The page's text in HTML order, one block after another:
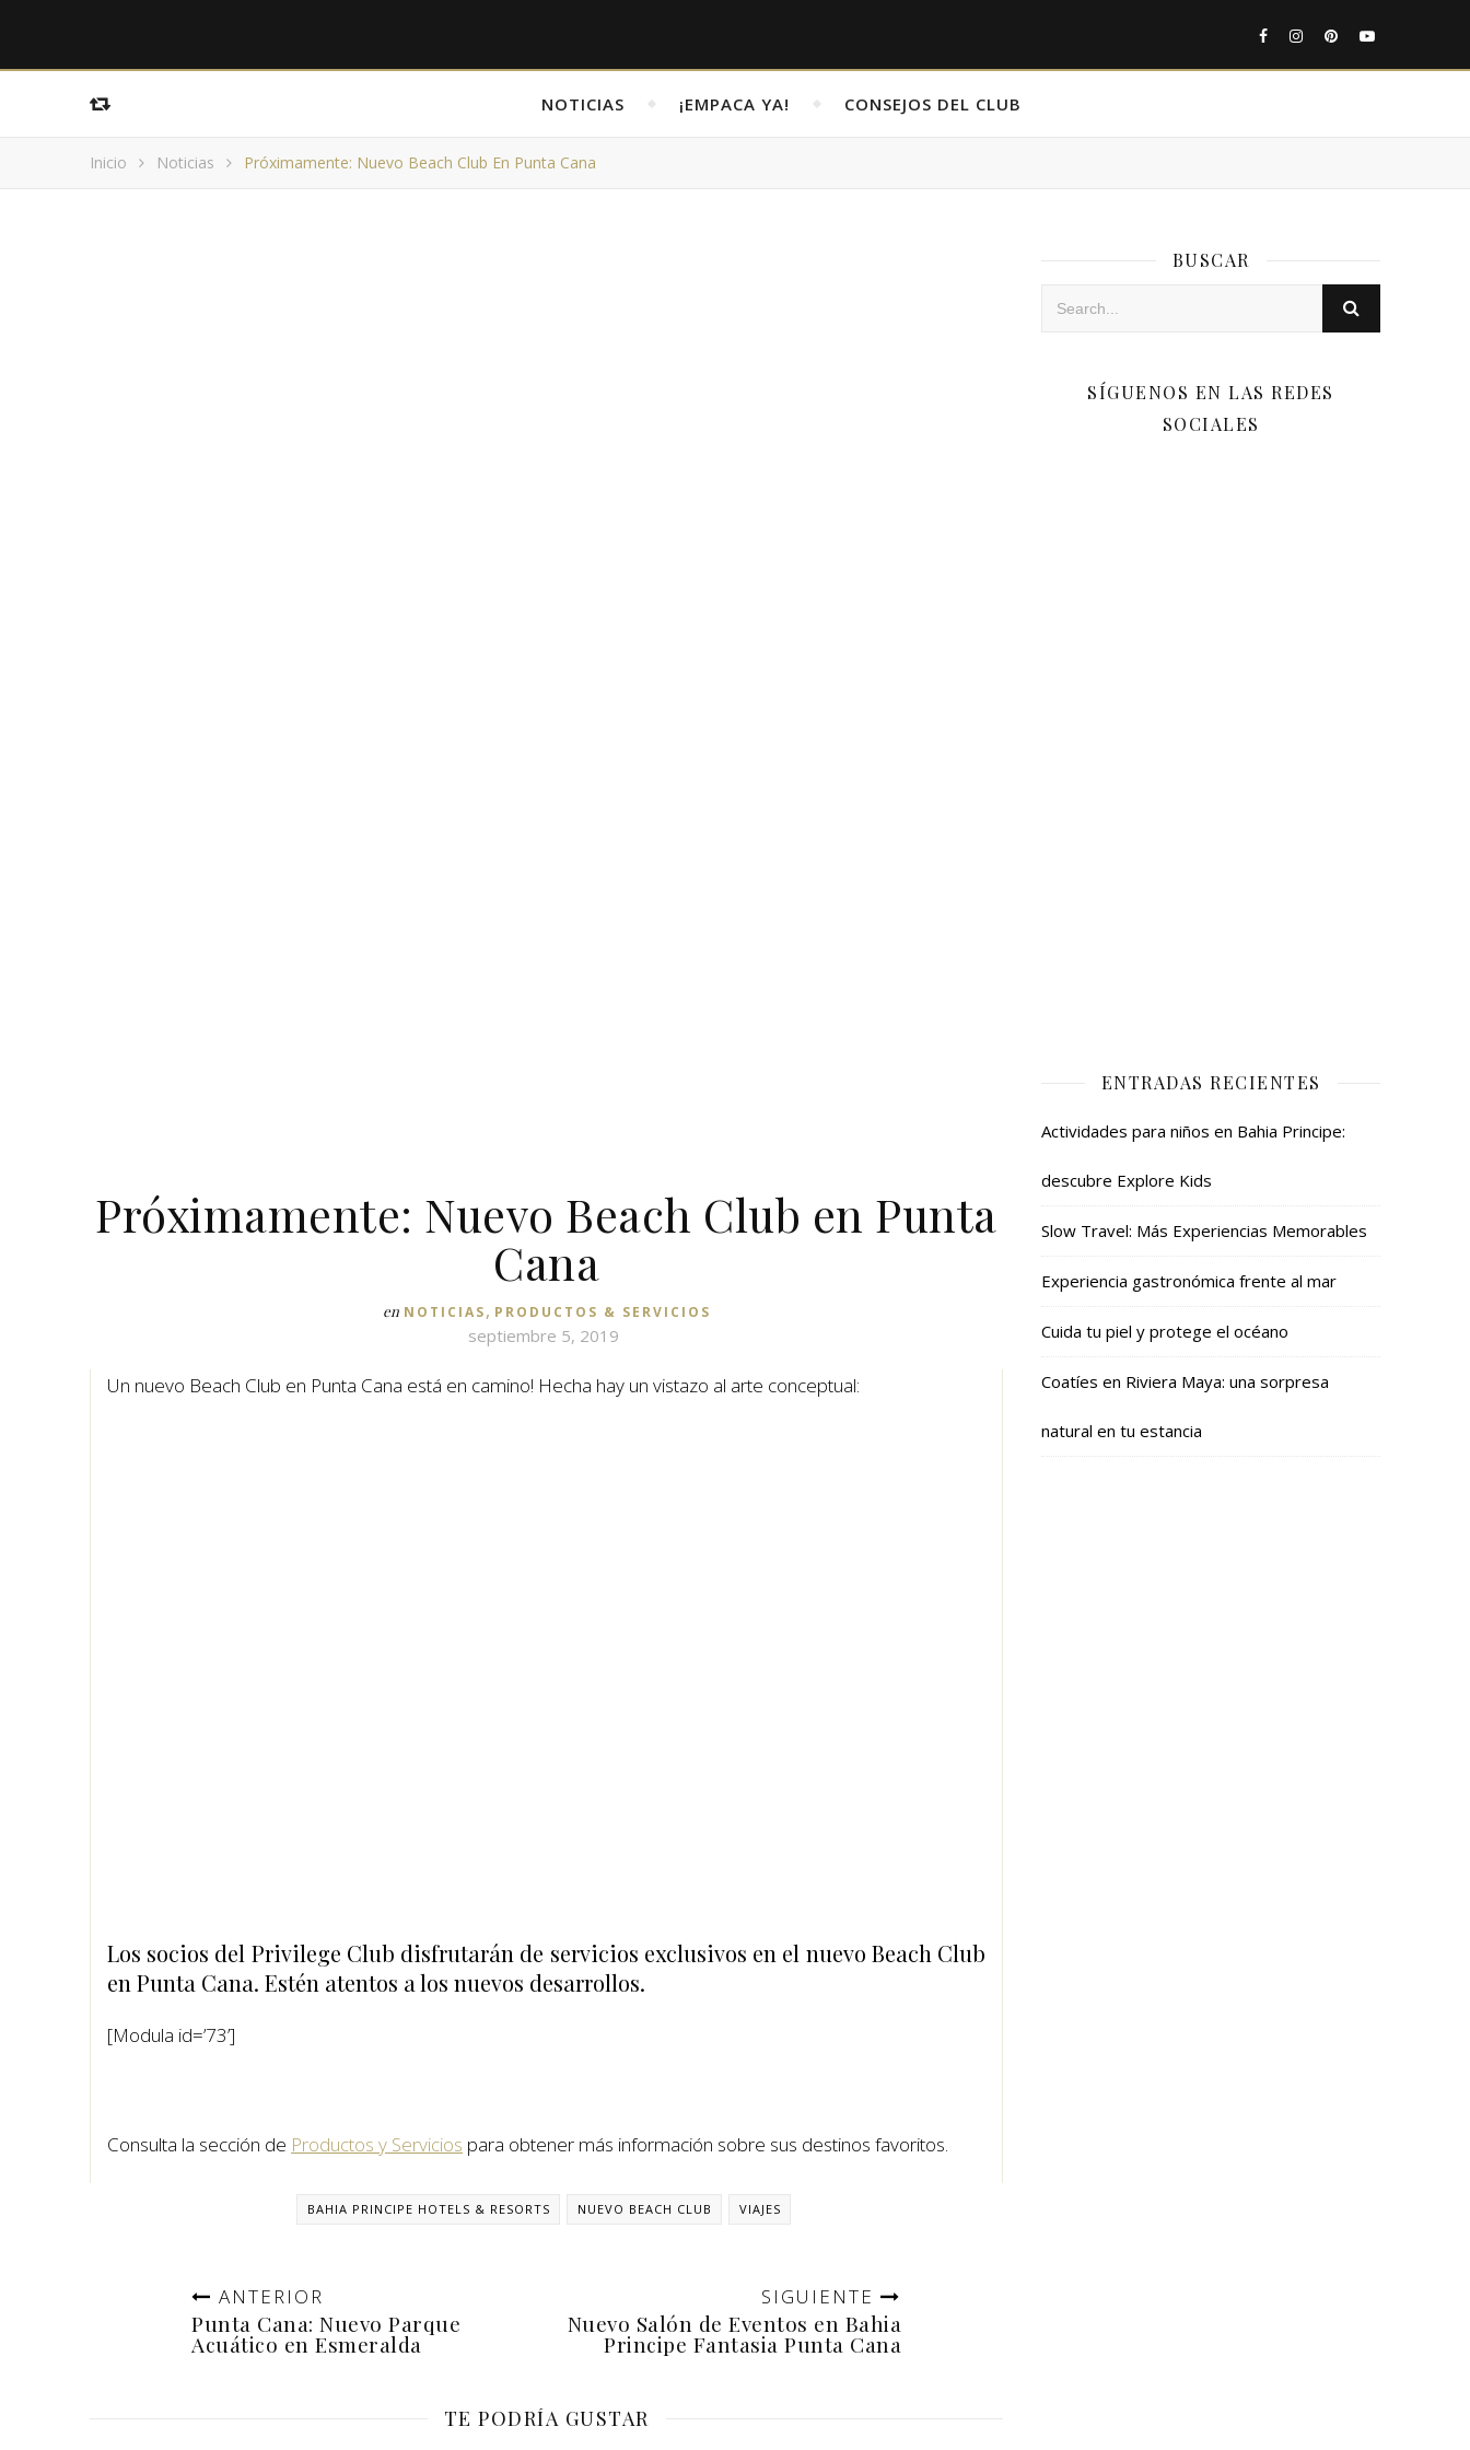
NOTICIAS ¡EMPACA YA! CONSEJOS DEL CLUB
Inicio Noticias Próximamente: Nuevo Beach Club En Punta Cana
Próximamente: Nuevo Beach Club en Punta
Cana
en NOTICIAS, PRODUCTOS & SERVICIOS
septiembre 5, 2019
Un nuevo Beach Club en Punta Cana está en camino! Hecha hay un vistazo al arte conceptual:
Los socios del Privilege Club disfrutarán de servicios exclusivos en el nuevo Beach Club
en Punta Cana. Estén atentos a los nuevos desarrollos.
[Modula id=’73’]
Consulta la sección de Productos y Servicios para obtener más información sobre sus destinos favoritos.
BAHIA PRINCIPE HOTELS & RESORTS NUEVO BEACH CLUB VIAJES
ANTERIOR
Punta Cana: Nuevo Parque
Acuático en Esmeralda
SIGUIENTE
Nuevo Salón de Eventos en Bahia
Principe Fantasia Punta Cana
TE PODRÍA GUSTAR
BUSCAR
SÍGUENOS EN LAS REDES
SOCIALES
ENTRADAS RECIENTES
Actividades para niños en Bahia Principe:
descubre Explore Kids
Slow Travel: Más Experiencias Memorables
Experiencia gastronómica frente al mar
Cuida tu piel y protege el océano
Coatíes en Riviera Maya: una sorpresa
natural en tu estancia